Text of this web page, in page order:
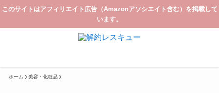
このサイトはアフィリエイト広告（Amazonアソシエイト含む）を掲載して
います。
ホーム 美容・化粧品